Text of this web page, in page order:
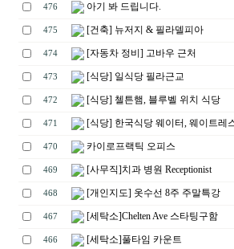
476 아기 봐 드립니다.
475 [건축] 뉴저지 & 필라델피아
474 [자동차 정비] 고바우 근처
473 [식당] 일식당 필라근교
472 [식당] 첼튼햄, 블루벨 위치 식당
471 [식당] 한국식당 웨이터, 웨이트레
470 카이로프랙틱 오피스
469 [사무직]치과 병원 Receptionist
468 [개인지도] 옷수선 8주 주말특강
467 [세탁소]Chelten Ave 스타팅구함
466 [세탁소]풀타임 카운트